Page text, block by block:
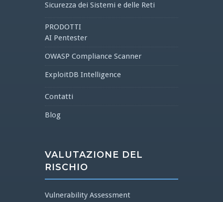
Sicurezza dei Sistemi e delle Reti
PRODOTTI
AI Pentester
OWASP Compliance Scanner
ExploitDB Intelligence
Contatti
Blog
VALUTAZIONE DEL
RISCHIO
Vulnerability Assessment